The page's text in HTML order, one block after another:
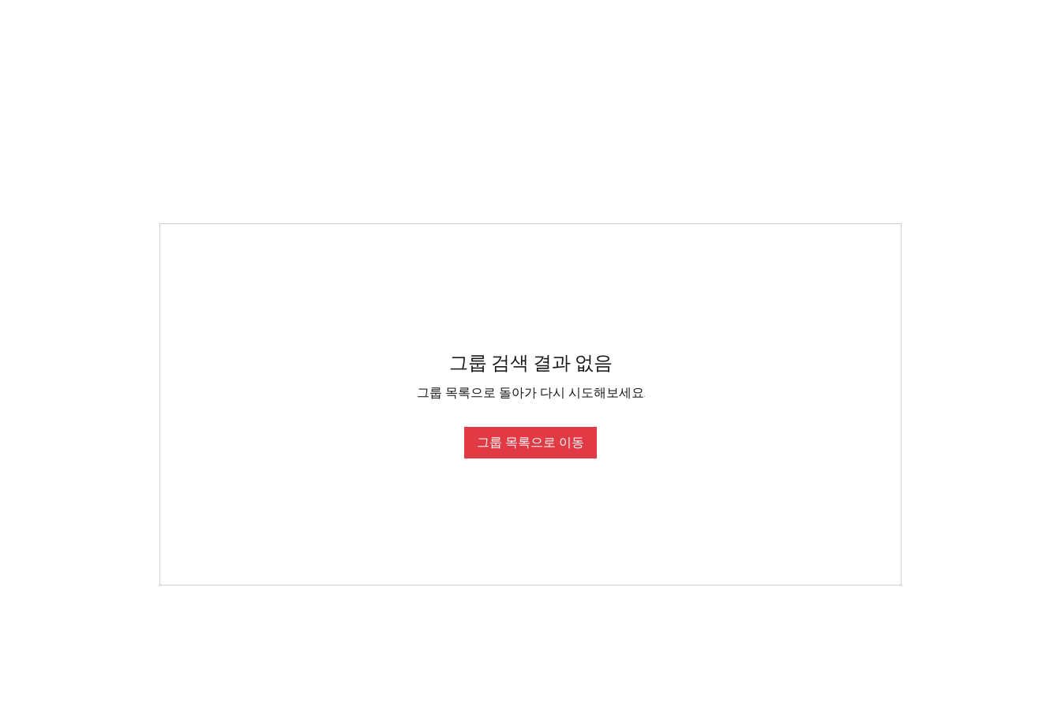
그룹 검색 결과 없음
그룹 목록으로 돌아가 다시 시도해보세요.
그룹 목록으로 이동